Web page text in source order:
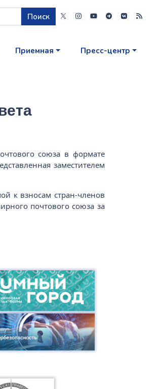
Поиск
Приемная Пресс-центр
союза в формате
заместителем
к взносам стран-членов
почтового союза за